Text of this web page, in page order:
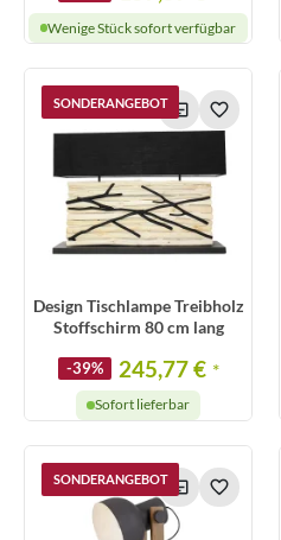
Wenige Stück sofort verfügbar
SONDERANGEBOT
Design Tischlampe Treibholz
Stoffschirm 80 cm lang
-39% 245,77 € *
Sofort lieferbar
SONDERANGEBOT